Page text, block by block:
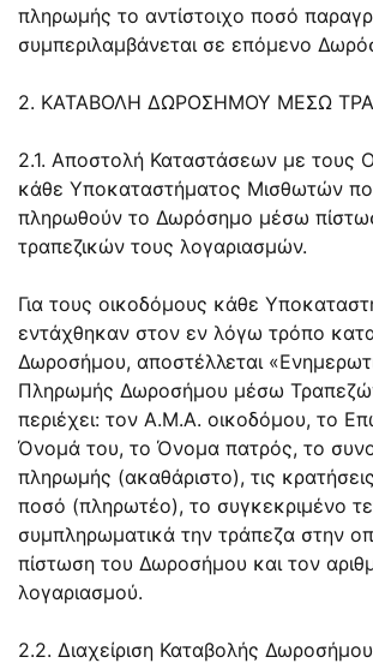
πληρωμής το αντίστοιχο ποσό
συμπεριλαμβάνεται σε επόμενο
2. ΚΑΤΑΒΟΛΗ ΔΩΡΟΣΗΜΟΥ ΜΕΣΩ
2.1. Αποστολή Καταστάσεων με τους
κάθε Υποκαταστήματος Μισθωτών
πληρωθούν το Δωρόσημο μέσω
τραπεζικών τους λογαριασμών.
Για τους οικοδόμους κάθε
εντάχθηκαν στον εν λόγω τρόπο
Δωροσήμου, αποστέλλεται
Πληρωμής Δωροσήμου μέσω
περιέχει: τον Α.Μ.Α. οικοδόμου, το
Όνομά του, το Όνομα πατρός, το
πληρωμής (ακαθάριστο), τις
ποσό (πληρωτέο), το συγκεκριμένο
συμπληρωματικά την τράπεζα στην
πίστωση του Δωροσήμου και τον
λογαριασμού.
2.2. Διαχείριση Καταβολής Δωροσήμου